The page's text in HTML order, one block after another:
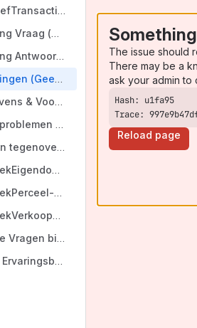
Kadaster.GeefTransacties-03.00
Beschrijving Vraag (GeefTransacties-03.00)
Beschrijving Antwoord (GeefTransacties-03.00)
Uitzonderingen (GeefTransacties-03.00)
Testgegevens & Voorbeelden (GeefTransacties-03.00)
Gekende problemen (GeefTransacties-03.00)
Verschillen tegenover vorige versie (GeefTransacties-03.00)
Kadaster.ZoekEigendomstoestanden-02.00
Kadaster.ZoekPerceel-02.00
Kadaster.ZoekVerkoopprijzen-03.00
Veelgestelde Vragen bij de Kadasterdiensten
LED - Leer- en Ervaringsbewijzendatabank
The issue should
There may be a
ask your admin to
Trace:
Reload page